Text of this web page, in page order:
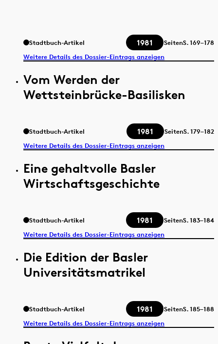
Stadtbuch-Artikel 1981 SeitenS.169–178
Weitere Details des Dossier-Eintrags anzeigen
Vom Werden der
Wettsteinbrücke-Basilisken
Stadtbuch-Artikel 1981 SeitenS.179–182
Weitere Details des Dossier-Eintrags anzeigen
Eine gehaltvolle Basler
Wirtschaftsgeschichte
Stadtbuch-Artikel 1981 SeitenS.183–184
Weitere Details des Dossier-Eintrags anzeigen
Die Edition der Basler
Universitätsmatrikel
Stadtbuch-Artikel 1981 SeitenS.185–188
Weitere Details des Dossier-Eintrags anzeigen